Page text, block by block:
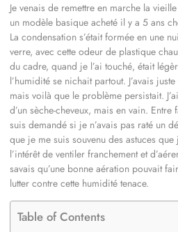
Je venais de remettre en marche la
un modèle basique acheté il y a 5 ans
La condensation s’était formée en une
verre, avec cette odeur de plastique
du cadre, quand je l’ai touché, était
l’humidité se nichait partout. J’avais
mais voilà que le problème persistait.
d’un sèche-cheveux, mais en vain.
suis demandé si je n’avais pas raté un
que je me suis souvenu des astuces que
l’intérêt de ventiler franchement et
savais qu’une bonne aération pouvait
lutter contre cette humidité tenace.
Table of Contents